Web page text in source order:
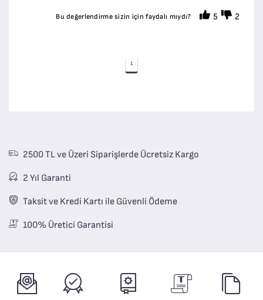
Bu değerlendirme sizin için faydalı mıydı? 5 2
1
2500 TL ve Üzeri Siparişlerde Ücretsiz Kargo
2 Yıl Garanti
Taksit ve Kredi Kartı ile Güvenli Ödeme
100% Üretici Garantisi